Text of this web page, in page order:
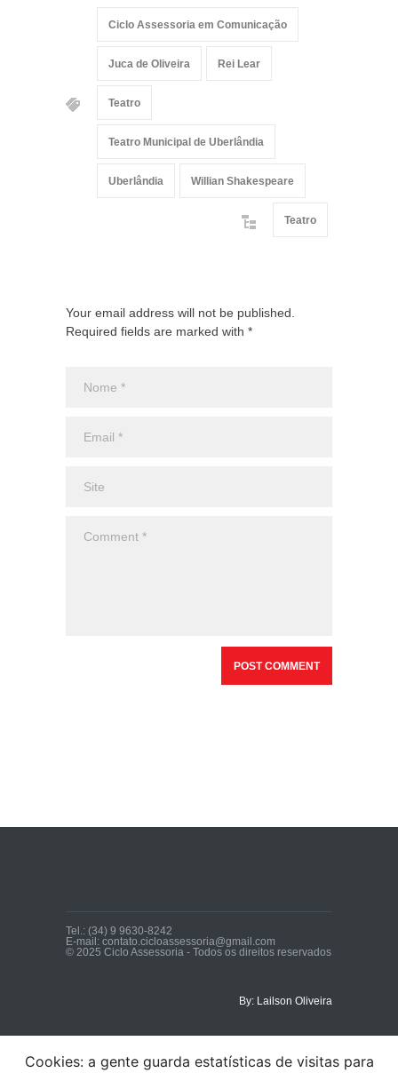
Ciclo Assessoria em Comunicação
Juca de Oliveira Rei Lear
Teatro
Teatro Municipal de Uberlândia
Uberlândia Willian Shakespeare
Teatro
Your email address will not be published.
Required fields are marked with *
Tel.: (34) 9 9630-8242
E-mail: contato.cicloassessoria@gmail.com
© 2025 Ciclo Assessoria - Todos os direitos reservados
By: Lailson Oliveira
Cookies: a gente guarda estatísticas de visitas para